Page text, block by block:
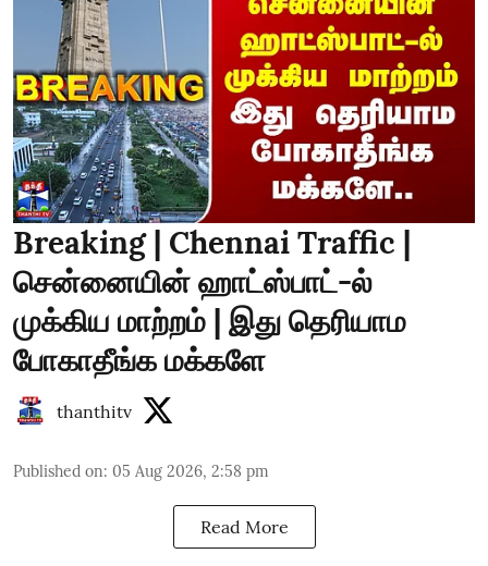
Breaking | Chennai Traffic |
சென்னையின் ஹாட்ஸ்பாட்-ல்
முக்கிய மாற்றம் | இது தெரியாம
போகாதீங்க மக்களே
thanthitv
Published on: 05 Aug 2026, 2:58 pm
Read More